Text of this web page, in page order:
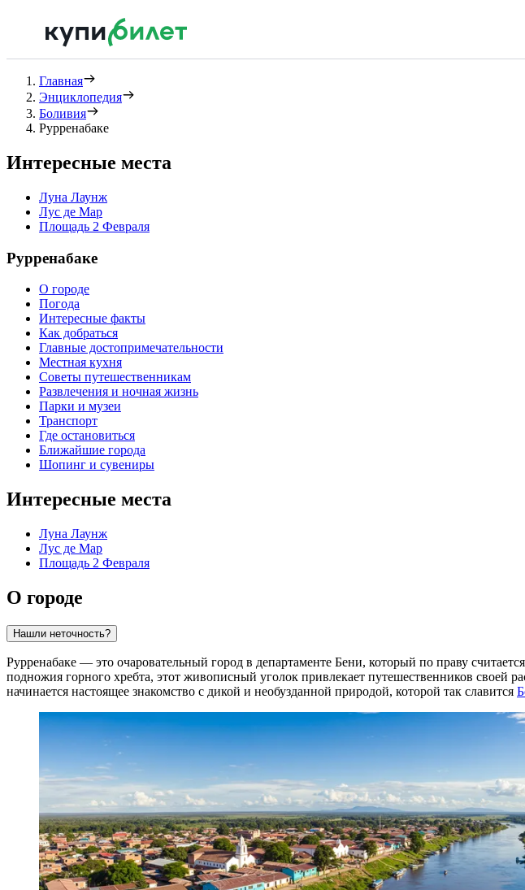
Главная
Энциклопедия
Боливия
Рурренабаке
Интересные места
Луна Лаунж
Лус де Мар
Площадь 2 Февраля
Рурренабаке
О городе
Погода
Интересные факты
Как добраться
Главные достопримечательности
Местная кухня
Советы путешественникам
Развлечения и ночная жизнь
Парки и музеи
Транспорт
Где остановиться
Ближайшие города
Шопинг и сувениры
Интересные места
Луна Лаунж
Лус де Мар
Площадь 2 Февраля
О городе
Нашли неточность?
Рурренабаке — это очаровательный город в департаменте Бени, который по праву
подножия горного хребта, этот живописный уголок привлекает путешественников
начинается настоящее знакомство с дикой и необузданной природой, которой так славится